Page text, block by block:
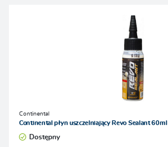
Continental
Continental płyn uszczelniający Revo Sealant 60ml
Dostępny